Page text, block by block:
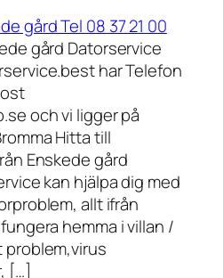
gård Tel 08 37 21 00
gård Datorservice
har Telefon
och vi ligger på
Hitta till
Enskede gård
kan hjälpa dig med
allt ifrån
hemma i villan /
[…]